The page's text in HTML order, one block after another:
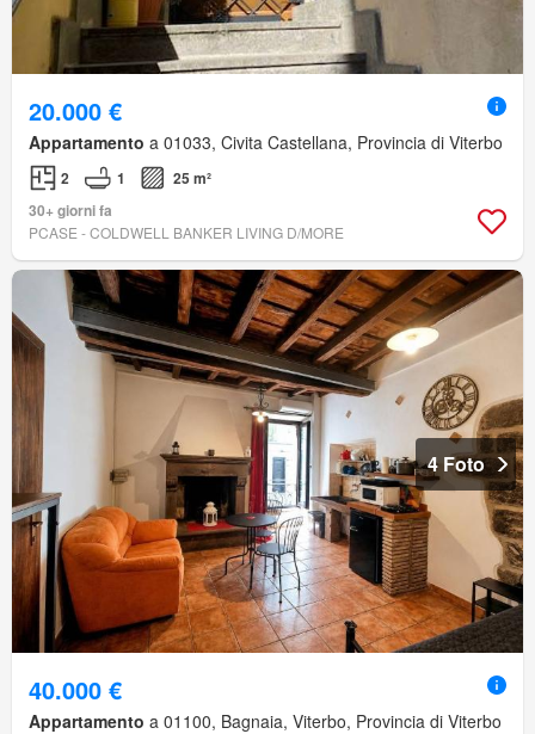
20.000 €
Appartamento a 01033, Civita Castellana, Provincia di Viterbo
2 1
25 m²
30+ giorni fa
PCASE - COLDWELL BANKER LIVING D/MORE
4 Foto
40.000 €
Appartamento a 01100, Bagnaia, Viterbo, Provincia di Viterbo